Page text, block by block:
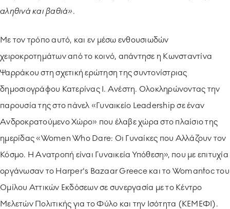
αληθινά και βαθιά».
Με τον τρόπο αυτό, και εν μέσω ενθουσιωδών
χειροκροτημάτων από το κοινό, απάντησε η Κωνσταντίνα
Ψαρράκου στη σχετική ερώτηση της συντονίστριας
δημοσιογράφου Κατερίνας Ι. Ανέστη. Ολοκληρώνοντας την
παρουσία της στο πάνελ «Γυναικείο Leadership σε έναν
Ανδροκρατούμενο Χώρο» που έλαβε χώρα στο πλαίσιο της
ημερίδας «Women Who Dare: Οι Γυναίκες που Αλλάζουν τον
Κόσμο. Η Ανατροπή είναι Γυναικεία Υπόθεση», που με επιτυχία
οργάνωσαν το Harper's Bazaar Greece και το Womantoc του
Ομίλου Αττικών Εκδόσεων σε συνεργασία με το Κέντρο
Μελετών Πολιτικής για το Φύλο και την Ισότητα (ΚΕΜΕΦΙ).